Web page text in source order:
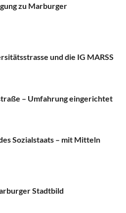
zu Marburger
und die IG MARSS
­– Umfahrung eingerichtet
Sozialstaats – mit Mitteln
Stadtbild